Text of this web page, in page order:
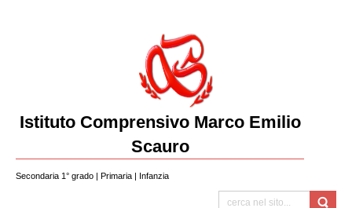
Istituto Comprensivo Marco Emilio
Scauro
Secondaria 1° grado | Primaria | Infanzia